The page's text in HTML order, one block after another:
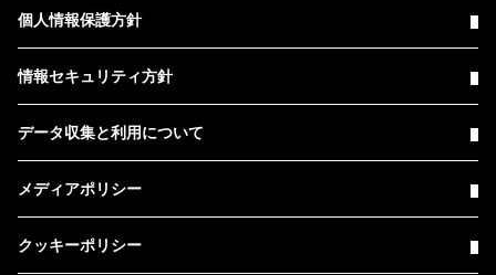
個人情報保護方針
情報セキュリティ方針
データ収集と利用について
メディアポリシー
クッキーポリシー